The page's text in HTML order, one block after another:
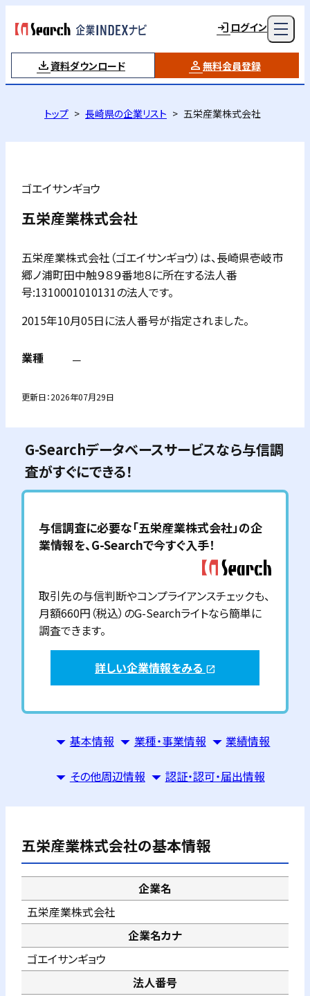
ログイン
資料ダウンロード 無料会員登録
トップ 長崎県の企業リスト 五栄産業株式会社
ゴエイサンギョウ
五栄産業株式会社
五栄産業株式会社（ゴエイサンギョウ）は、長崎県壱岐市
郷ノ浦町田中触９８９番地８に所在する法人番
号:1310001010131の法人です。
2015年10月05日に法人番号が指定されました。
業種 －
更新日：2026年07月29日
G-Searchデータベースサービスなら与信調
査がすぐにできる！
与信調査に必要な「五栄産業株式会社」の企
業情報を、G-Searchで今すぐ入手！
取引先の与信判断やコンプライアンスチェックも、
月額660円（税込）のG-Searchライトなら簡単に
調査できます。
詳しい企業情報をみる open_in_new
基本情報 業種・事業情報 業績情報
その他周辺情報 認証・認可・届出情報
五栄産業株式会社の基本情報
企業名
五栄産業株式会社
企業名カナ
ゴエイサンギョウ
法人番号